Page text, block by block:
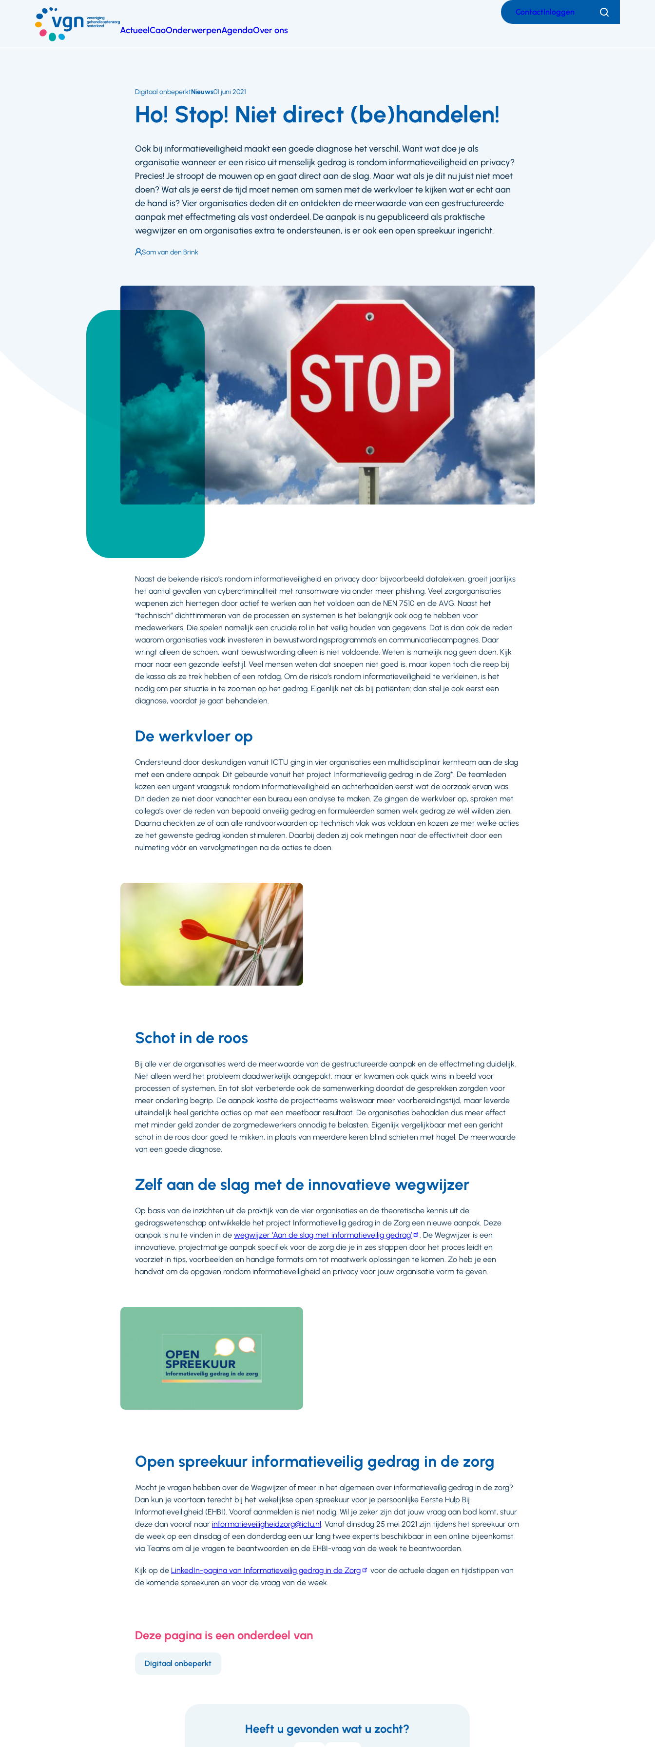
hoofdinhoud
ActueelCaoOnderwerpenAgendaOver ons
ContactInloggen Zoeken
Ho! Stop! Niet direct (be)handelen!
Digitaal onbeperktNieuws01 juni 2021
Ook bij informatieveiligheid maakt een goede diagnose het verschil. Want wat doe je als
organisatie wanneer er een risico uit menselijk gedrag is rondom informatieveiligheid en privacy?
Precies! Je stroopt de mouwen op en gaat direct aan de slag. Maar wat als je dit nu juist niet moet
doen? Wat als je eerst de tijd moet nemen om samen met de werkvloer te kijken wat er echt aan
de hand is? Vier organisaties deden dit en ontdekten de meerwaarde van een gestructureerde
aanpak met effectmeting als vast onderdeel. De aanpak is nu gepubliceerd als praktische
wegwijzer en om organisaties extra te ondersteunen, is er ook een open spreekuur ingericht.
Auteur:
Sam van den Brink
Naast de bekende risico’s rondom informatieveiligheid en privacy door bijvoorbeeld datalekken, groeit jaarlijks
het aantal gevallen van cybercriminaliteit met ransomware via onder meer phishing. Veel zorgorganisaties
wapenen zich hiertegen door actief te werken aan het voldoen aan de NEN 7510 en de AVG. Naast het
“technisch” dichttimmeren van de processen en systemen is het belangrijk ook oog te hebben voor
medewerkers. Die spelen namelijk een cruciale rol in het veilig houden van gegevens. Dat is dan ook de reden
waarom organisaties vaak investeren in bewustwordingsprogramma’s en communicatiecampagnes. Daar
wringt alleen de schoen, want bewustwording alleen is niet voldoende. Weten is namelijk nog geen doen. Kijk
maar naar een gezonde leefstijl. Veel mensen weten dat snoepen niet goed is, maar kopen toch die reep bij
de kassa als ze trek hebben of een rotdag. Om de risico’s rondom informatieveiligheid te verkleinen, is het
nodig om per situatie in te zoomen op het gedrag. Eigenlijk net als bij patiënten: dan stel je ook eerst een
diagnose, voordat je gaat behandelen.
De werkvloer op
Ondersteund door deskundigen vanuit ICTU ging in vier organisaties een multidisciplinair kernteam aan de slag
met een andere aanpak. Dit gebeurde vanuit het project Informatieveilig gedrag in de Zorg*. De teamleden
kozen een urgent vraagstuk rondom informatieveiligheid en achterhaalden eerst wat de oorzaak ervan was.
Dit deden ze niet door vanachter een bureau een analyse te maken. Ze gingen de werkvloer op, spraken met
collega’s over de reden van bepaald onveilig gedrag en formuleerden samen welk gedrag ze wél wilden zien.
Daarna checkten ze of aan alle randvoorwaarden op technisch vlak was voldaan en kozen ze met welke acties
ze het gewenste gedrag konden stimuleren. Daarbij deden zij ook metingen naar de effectiviteit door een
nulmeting vóór en vervolgmetingen na de acties te doen.
Schot in de roos
Bij alle vier de organisaties werd de meerwaarde van de gestructureerde aanpak en de effectmeting duidelijk.
Niet alleen werd het probleem daadwerkelijk aangepakt, maar er kwamen ook quick wins in beeld voor
processen of systemen. En tot slot verbeterde ook de samenwerking doordat de gesprekken zorgden voor
meer onderling begrip. De aanpak kostte de projectteams weliswaar meer voorbereidingstijd, maar leverde
uiteindelijk heel gerichte acties op met een meetbaar resultaat. De organisaties behaalden dus meer effect
met minder geld zonder de zorgmedewerkers onnodig te belasten. Eigenlijk vergelijkbaar met een gericht
schot in de roos door goed te mikken, in plaats van meerdere keren blind schieten met hagel. De meerwaarde
van een goede diagnose.
Zelf aan de slag met de innovatieve wegwijzer
Op basis van de inzichten uit de praktijk van de vier organisaties en de theoretische kennis uit de
gedragswetenschap ontwikkelde het project Informatieveilig gedrag in de Zorg een nieuwe aanpak. Deze
aanpak is nu te vinden in de wegwijzer ‘Aan de slag met informatieveilig gedrag’
. De Wegwijzer is een
innovatieve, projectmatige aanpak specifiek voor de zorg die je in zes stappen door het proces leidt en
voorziet in tips, voorbeelden en handige formats om tot maatwerk oplossingen te komen. Zo heb je een
handvat om de opgaven rondom informatieveiligheid en privacy voor jouw organisatie vorm te geven.
Open spreekuur informatieveilig gedrag in de zorg
Mocht je vragen hebben over de Wegwijzer of meer in het algemeen over informatieveilig gedrag in de zorg?
Dan kun je voortaan terecht bij het wekelijkse open spreekuur voor je persoonlijke Eerste Hulp Bij
Informatieveiligheid (EHBI). Vooraf aanmelden is niet nodig. Wil je zeker zijn dat jouw vraag aan bod komt, stuur
deze dan vooraf naar informatieveiligheidzorg@ictu.nl . Vanaf dinsdag 25 mei 2021 zijn tijdens het spreekuur om
de week op een dinsdag of een donderdag een uur lang twee experts beschikbaar in een online bijeenkomst
via Teams om al je vragen te beantwoorden en de EHBI-vraag van de week te beantwoorden.
Kijk op de LinkedIn-pagina van Informatieveilig gedrag in de Zorg
voor de actuele dagen en tijdstippen van
de komende spreekuren en voor de vraag van de week.
Deze pagina is een onderdeel van
Digitaal onbeperkt
Heeft u gevonden wat u zocht?